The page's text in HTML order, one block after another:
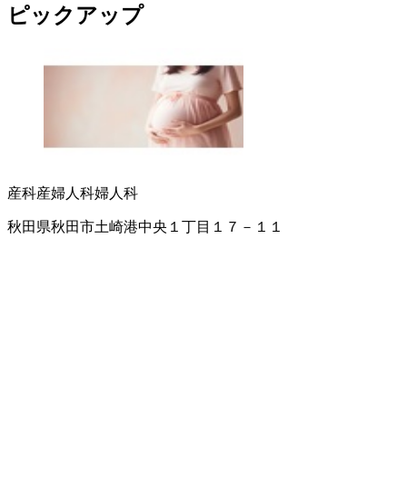
ピックアップ
産科産婦人科婦人科
秋田県秋田市土崎港中央１丁目１７－１１